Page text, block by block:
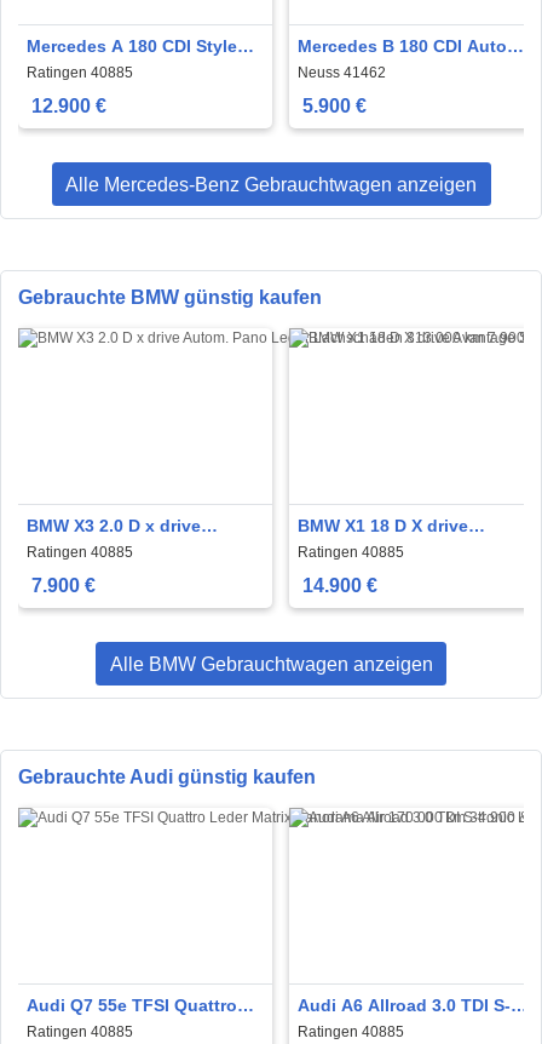
Mercedes A 180 CDI Style
Sportsitze Klima Navi Alu
Kamera
Ratingen 40885
12.900 €
Mercedes B 180 CDI Autom
Navi Lamellendach Klima
SHZ PDC
Neuss 41462
5.900 €
Alle Mercedes-Benz Gebrauchtwagen anzeigen
Gebrauchte BMW günstig kaufen
BMW X3 2.0 D x drive
Autom. Pano Leder
Lachschäden
Ratingen 40885
7.900 €
BMW X1 18 D X drive
Avantage Sportsitzei AHK
PDC DAB
Ratingen 40885
14.900 €
Alle BMW Gebrauchtwagen anzeigen
Gebrauchte Audi günstig kaufen
Audi Q7 55e TFSI Quattro
Leder Matrix Panorama Air
Ratingen 40885
Audi A6 Allroad 3.0 TDI S-
tronic Leder Navi Xenon 19
Ratingen 40885